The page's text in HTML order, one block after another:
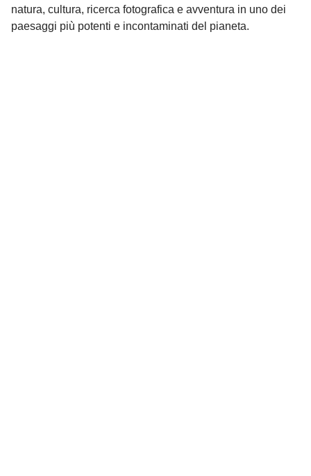
natura, cultura, ricerca fotografica e avventura in uno dei
paesaggi più potenti e incontaminati del pianeta.